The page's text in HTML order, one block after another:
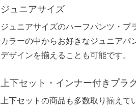
ジュニアサイズ
ジュニアサイズのハーフパンツ・
カラーの中からお好きなジュニアパ
デザインを揃えることも可能です。
上下セット・インナー付きプラ
上下セットの商品も多数取り揃え